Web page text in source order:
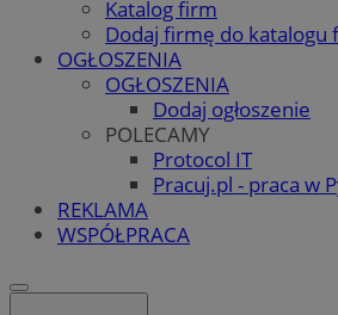
Katalog firm
Dodaj firmę do katalogu
OGŁOSZENIA
OGŁOSZENIA
Dodaj ogłoszenie
POLECAMY
Protocol IT
Pracuj.pl - praca w
REKLAMA
WSPÓŁPRACA